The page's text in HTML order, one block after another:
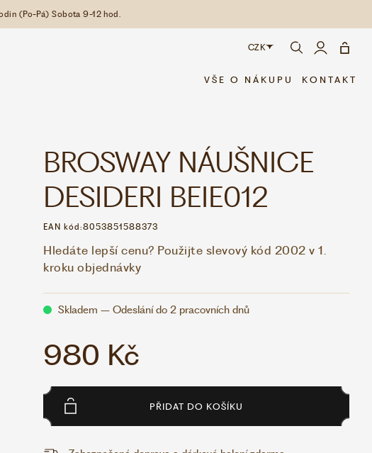
(Po-Pá) Sobota 9-12 hod.
CZK
CZK
VŠE O NÁKUPU KONTAKT
BROSWAY NÁUŠNICE
DESIDERI BEIE012
EAN kód:8053851588373
Hledáte lepší cenu? Použijte slevový kód 2002 v 1.
kroku objednávky
Skladem – Odeslání do 2 pracovních dnů
980 Kč
PŘIDAT DO KOŠÍKU